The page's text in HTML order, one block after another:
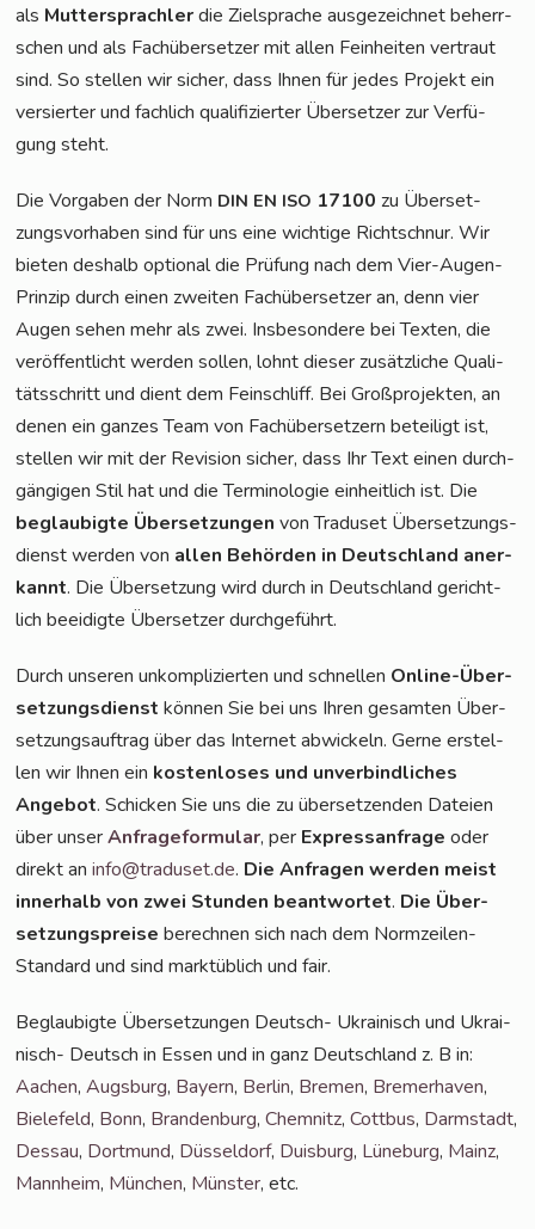
als Mut­ter­sprach­lerdie Ziel­spra­che aus­ge­zeich­net beherr­
schen und als Fach­über­set­zer mit allen Fein­hei­ten ver­traut
sind. So stel­len wir sicher, dass Ihnen für jedes Pro­jekt ein
ver­sier­ter und fach­lich qua­li­fi­zier­ter Über­set­zer zur Ver­fü­
gung steht.
Die Vor­ga­ben der Norm DIN EN ISO 17100 zu Über­set­
zungs­vor­ha­ben sind für uns eine wich­ti­ge Richt­schnur. Wir
bie­ten des­halb optio­nal die Prü­fung nach dem Vier-Augen-
Prin­zip durch einen zwei­ten Fach­über­set­zer an, denn vier
Augen sehen mehr als zwei. Ins­be­son­de­re bei Tex­ten, die
ver­öf­fent­licht wer­den sol­len, lohnt die­ser zusätz­li­che Qua­li­
täts­schritt und dient dem Fein­schliff. Bei Groß­pro­jek­ten, an
denen ein gan­zes Team von Fach­über­set­zern betei­ligt ist,
stel­len wir mit der Revi­si­on sicher, dass Ihr Text einen durch­
gän­gi­gen Stil hat und die Ter­mi­no­lo­gie ein­heit­lich ist. Die
beglau­big­te Über­set­zun­gen von Tra­du­set Über­set­zungs­
dienst wer­den von allen Behör­den in Deutsch­land aner­
kannt. Die Über­set­zung wird durch in Deutsch­land gericht­
lich beei­dig­te Über­set­zer durchgeführt.
Durch unse­ren unkom­pli­zier­ten und schnel­len Online-Über­
set­zungs­dienst kön­nen Sie bei uns Ihren gesam­ten Über­
set­zungs­auf­trag über das Inter­net abwi­ckeln. Ger­ne erstel­
len wir Ihnen ein kos­ten­lo­ses und unver­bind­li­ches
Ange­bot. Schi­cken Sie uns die zu über­set­zen­den Datei­en
über unserAnfra­ge­for­mu­lar, per Express­an­fra­ge oder
direkt aninfo@traduset.de. Die Anfra­gen wer­den meist
inner­halb von zwei Stun­den beant­wor­tet. Die Über­
set­zungs­prei­se berech­nen sich nach dem Norm­zei­len-
Stan­dard und sind markt­üb­lich und fair.
Beglau­big­te Über­set­zun­gen Deutsch- Ukrai­nisch und Ukrai­
nisch- Deutsch in Essen und in ganz Deutsch­land z. B in:
Aachen,Augs­burg, Bay­ern, Ber­lin, Bre­men, Bre­mer­ha­ven,
Bie­le­feld, Bonn, Bran­den­burg,Chem­nitz,Cott­bus, Darm­stadt,
Des­sau, Dort­mund, Düs­sel­dorf, Duis­burg, Lüne­burg, Mainz,
Mann­heim, Mün­chen, Müns­ter, etc.